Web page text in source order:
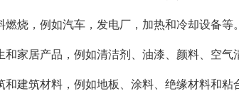
燃烧，例如汽车，发电厂，加热和冷却设备等。
和家居产品，例如清洁剂、油漆、颜料、空气
和建筑材料，例如地板、涂料、绝缘材料和粘